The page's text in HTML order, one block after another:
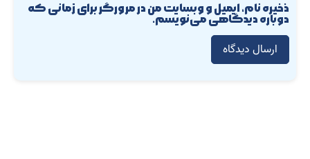
ذخیره نام، ایمیل و وبسایت من در مرورگر برای زمانی که
دوباره دیدگاهی می‌نویسم.